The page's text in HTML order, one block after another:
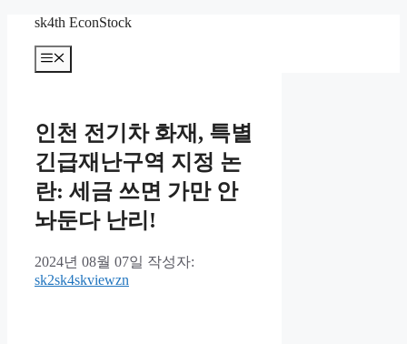
sk4th EconStock
메
뉴
인천 전기차 화재, 특별
긴급재난구역 지정 논
란: 세금 쓰면 가만 안
놔둔다 난리!
2024년 08월 07일 작성자:
sk2sk4skviewzn